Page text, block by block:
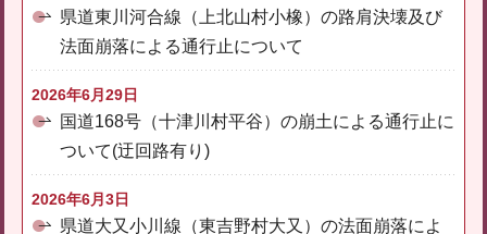
県道東川河合線（上北山村小橡）の路肩決壊及び
法面崩落による通行止について
2026年6月29日
国道168号（十津川村平谷）の崩土による通行止に
ついて(迂回路有り)
2026年6月3日
県道大又小川線（東吉野村大又）の法面崩落によ